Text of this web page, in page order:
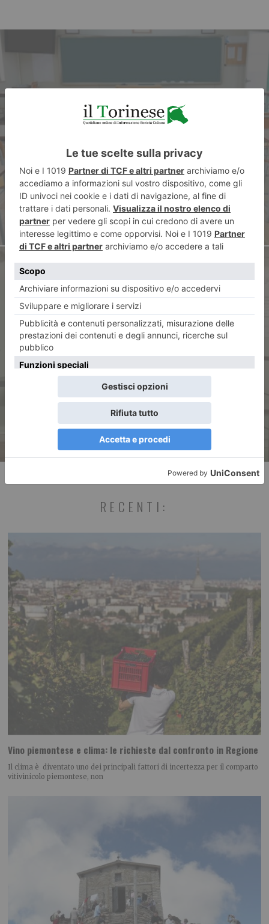
Anniversari, Quaglieni: “Non ci
sto, andava ricordato anche
Luciano Perelli!”
ARTICOLO SUCCESSIVO
“Rock Art – il primitivo del
sogno”, libro e mostra
dell’artista Teresa Maresca
RECENTI:
Vino piemontese e clima: le richieste dal confronto in Regione
Il clima è diventato uno dei principali fattori di incertezza per il comparto
vitivinicolo piemontese, non